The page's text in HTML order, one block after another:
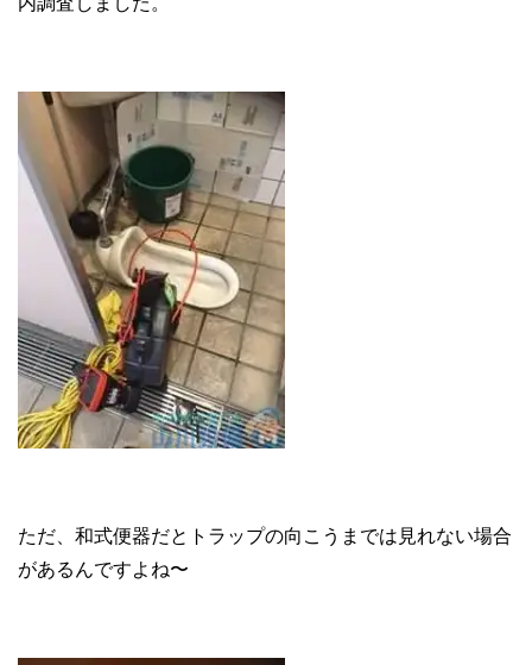
ただ、和式便器だとトラップの向こうまでは見れない場合
があるんですよね〜